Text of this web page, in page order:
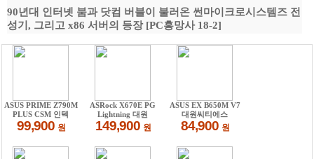
90년대 인터넷 붐과 닷컴 버블이 불러온 썬마이크로시스템즈 전
성기, 그리고 x86 서버의 등장 [PC흥망사 18-2]